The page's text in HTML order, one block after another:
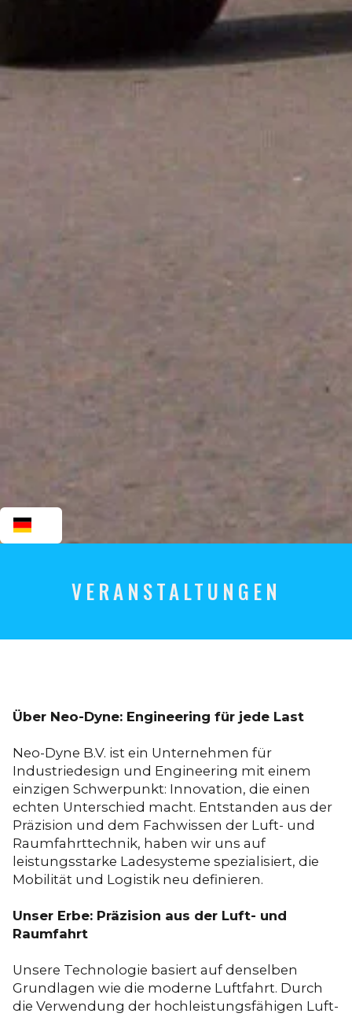
VERANSTALTUNGEN
Über Neo-Dyne: Engineering für jede Last
Neo-Dyne B.V. ist ein Unternehmen für
Industriedesign und Engineering mit einem
einzigen Schwerpunkt: Innovation, die einen
echten Unterschied macht. Entstanden aus der
Präzision und dem Fachwissen der Luft- und
Raumfahrttechnik, haben wir uns auf
leistungsstarke Ladesysteme spezialisiert, die
Mobilität und Logistik neu definieren.
Unser Erbe: Präzision aus der Luft- und
Raumfahrt
Unsere Technologie basiert auf denselben
Grundlagen wie die moderne Luftfahrt. Durch
die Verwendung der hochleistungsfähigen Luft-